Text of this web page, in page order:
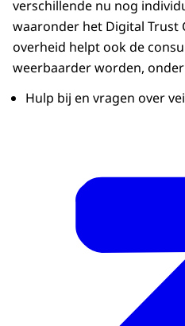
verschillende nu nog
waaronder het Digital Trust
overheid helpt ook de
weerbaarder worden,
Hulp bij en vragen over